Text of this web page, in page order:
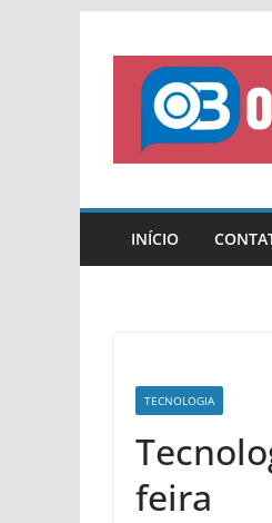
para
conteúdo
INÍCIO
TECNOLOGIA
feira